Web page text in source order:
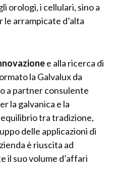
orologi, i cellulari, sino a
arrampicate d’alta
e alla ricerca di
la Galvalux da
a partner consulente
la galvanica e la
tra tradizione,
delle applicazioni di
è riuscita ad
il suo volume d’affari